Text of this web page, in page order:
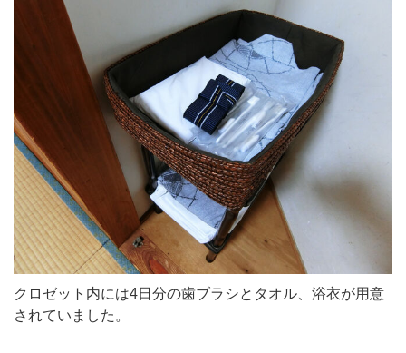
クロゼット内には4日分の歯ブラシとタオル、浴衣が用意
されていました。